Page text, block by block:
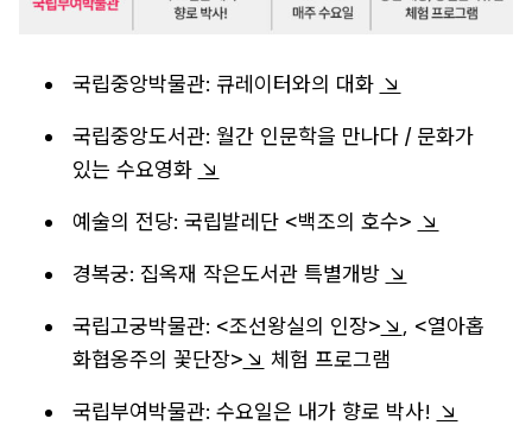
국립중앙박물관: 큐레이터와의 대화 ↘
국립중앙도서관: 월간 인문학을 만나다 / 문화가
있는 수요영화 ↘
예술의 전당: 국립발레단 <백조의 호수> ↘
경복궁: 집옥재 작은도서관 특별개방 ↘
국립고궁박물관: <조선왕실의 인장> ↘ , <열아홉
화협옹주의 꽃단장> ↘ 체험 프로그램
국립부여박물관: 수요일은 내가 향로 박사! ↘